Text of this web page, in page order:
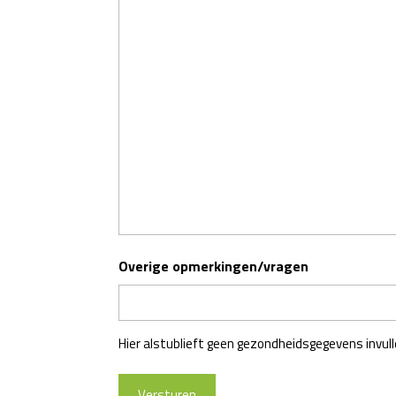
Overige opmerkingen/vragen
Hier alstublieft geen gezondheidsgegevens